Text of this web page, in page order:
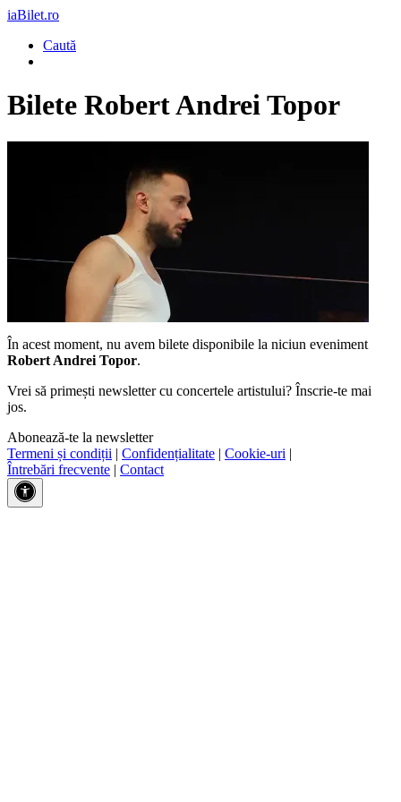
iaBilet.ro
Caută
Bilete Robert Andrei Topor
În acest moment, nu avem bilete disponibile la niciun eveniment
Robert Andrei Topor.
Vrei să primești newsletter cu concertele artistului? Înscrie-te mai
jos.
Abonează-te la newsletter
Termeni și condiții | Confidențialitate | Cookie-uri |
Întrebări frecvente | Contact